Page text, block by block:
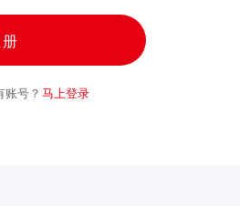
账号？ 马上登录